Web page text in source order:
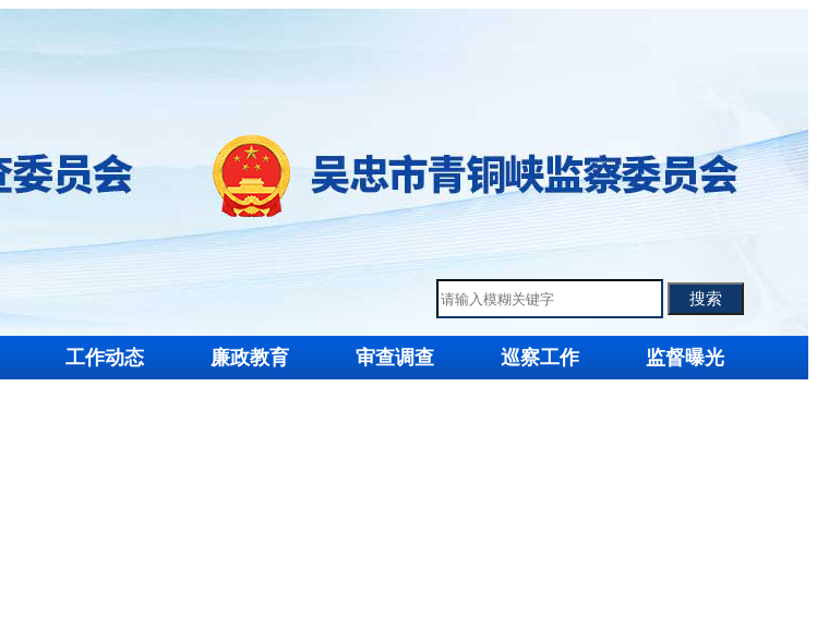
工作动态 廉政教育 审查调查 巡察工作 监督曝光